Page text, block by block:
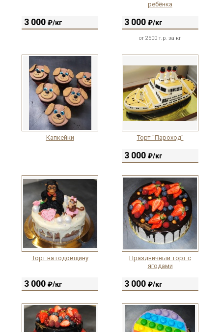
3 000 ₽/кг
ребёнка
3 000 ₽/кг
от 2500 т.р. за кг
Капкейки Торт "Пароход"
3 000 ₽/кг
Торт на годовщину
3 000 ₽/кг
Праздничный торт с
ягодами
3 000 ₽/кг